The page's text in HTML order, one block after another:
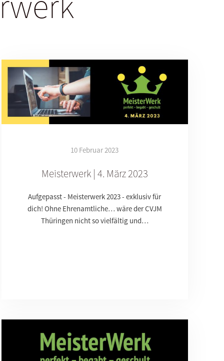
10 Februar 2023
Meisterwerk | 4. März 2023
Aufgepasst - Meisterwerk 2023 - exklusiv für
dich! Ohne Ehrenamtliche… wäre der CVJM
Thüringen nicht so vielfältig und…